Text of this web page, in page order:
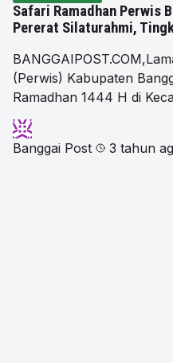
Safari Ramadhan Perwis
Pererat Silaturahmi,
(Perwis) Kabupaten
Ramadhan 1444 H di
Banggai Post 3 tahun